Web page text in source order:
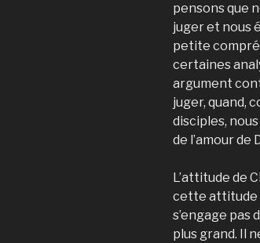
pensons que
juger et nous
petite
certaines
argument
juger, quand,
disciples,
de l’amour de
L’attitude de
cette attitude
s’engage pas
plus grand. Il